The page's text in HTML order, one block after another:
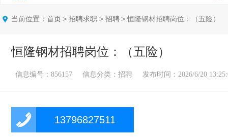
当前位置： 首页 > 招聘求职 > 招聘 > 恒隆钢材招聘岗位：（五险）
恒隆钢材招聘岗位：（五险）
信息编号：856157 信息分类：招聘 发布时间：2026/6/20
13796827511